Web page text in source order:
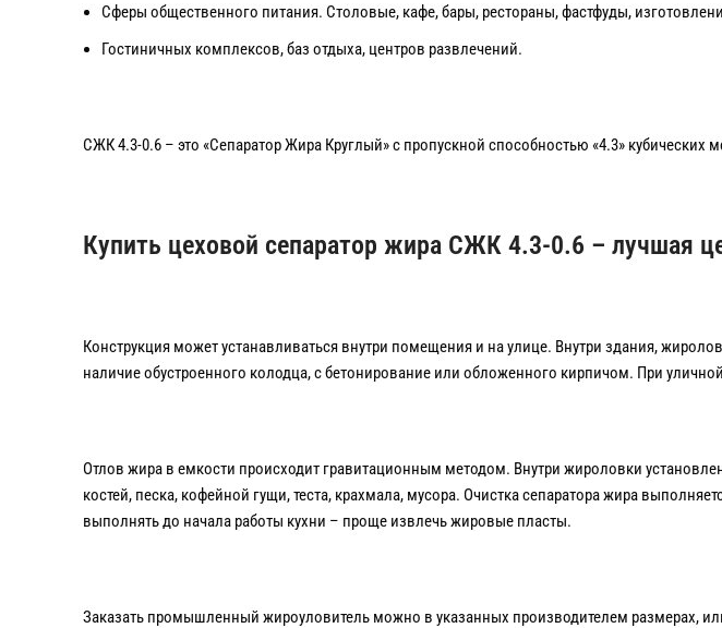
Сферы общественного питания. Столовые, кафе, бары, рестораны, фастфуды,
Гостиничных комплексов, баз отдыха, центров развлечений.
СЖК 4.3-0.6 – это «Сепаратор Жира Круглый» с пропускной способностью «4.3» кубических
Купить цеховой сепаратор жира СЖК 4.3-0.6 – лучшая
Конструкция может устанавливаться внутри помещения и на улице. Внутри здания,
наличие обустроенного колодца, с бетонирование или обложенного кирпичом. При
Отлов жира в емкости происходит гравитационным методом. Внутри жироловки
костей, песка, кофейной гущи, теста, крахмала, мусора. Очистка сепаратора жира
выполнять до начала работы кухни – проще извлечь жировые пласты.
Заказать промышленный жироуловитель можно в указанных производителем размерах,